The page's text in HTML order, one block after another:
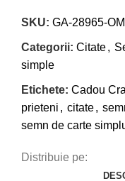
SKU: GA-28965-
Categorii: Citate,
simple
Etichete: Cadou
prieteni , citate,
semn de carte
Distribuie pe: